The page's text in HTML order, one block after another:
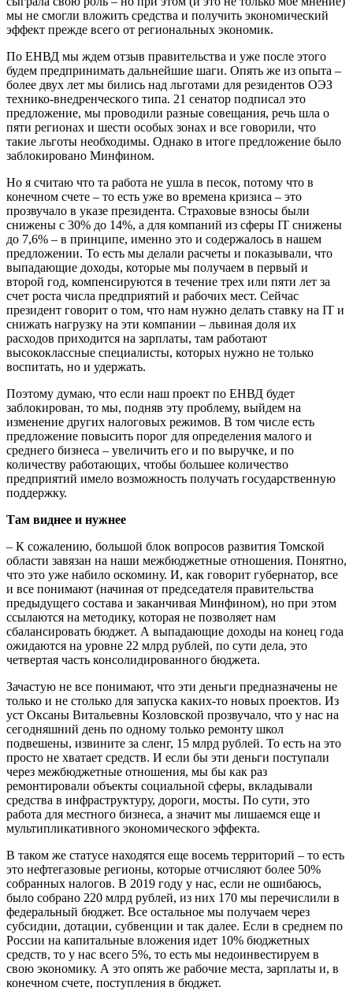
мы не смогли вложить средства и получить экономический
эффект прежде всего от региональных экономик.
По ЕНВД мы ждем отзыв правительства и уже после этого
будем предпринимать дальнейшие шаги. Опять же из опыта –
более двух лет мы бились над льготами для резидентов ОЭЗ
технико-внедренческого типа. 21 сенатор подписал это
предложение, мы проводили разные совещания, речь шла о
пяти регионах и шести особых зонах и все говорили, что
такие льготы необходимы. Однако в итоге предложение было
заблокировано Минфином.
Но я считаю что та работа не ушла в песок, потому что в
конечном счете – то есть уже во времена кризиса – это
прозвучало в указе президента. Страховые взносы были
снижены с 30% до 14%, а для компаний из сферы IT снижены
до 7,6% – в принципе, именно это и содержалось в нашем
предложении. То есть мы делали расчеты и показывали, что
выпадающие доходы, которые мы получаем в первый и
второй год, компенсируются в течение трех или пяти лет за
счет роста числа предприятий и рабочих мест. Сейчас
президент говорит о том, что нам нужно делать ставку на IT и
снижать нагрузку на эти компании – львиная доля их
расходов приходится на зарплаты, там работают
высококлассные специалисты, которых нужно не только
воспитать, но и удержать.
Поэтому думаю, что если наш проект по ЕНВД будет
заблокирован, то мы, подняв эту проблему, выйдем на
изменение других налоговых режимов. В том числе есть
предложение повысить порог для определения малого и
среднего бизнеса – увеличить его и по выручке, и по
количеству работающих, чтобы большее количество
предприятий имело возможность получать государственную
поддержку.
Там виднее и нужнее
– К сожалению, большой блок вопросов развития Томской
области завязан на наши межбюджетные отношения. Понятно,
что это уже набило оскомину. И, как говорит губернатор, все
и все понимают (начиная от председателя правительства
предыдущего состава и заканчивая Минфином), но при этом
ссылаются на методику, которая не позволяет нам
сбалансировать бюджет. А выпадающие доходы на конец года
ожидаются на уровне 22 млрд рублей, по сути дела, это
четвертая часть консолидированного бюджета.
Зачастую не все понимают, что эти деньги предназначены не
только и не столько для запуска каких-то новых проектов. Из
уст Оксаны Витальевны Козловской прозвучало, что у нас на
сегодняшний день по одному только ремонту школ
подвешены, извините за сленг, 15 млрд рублей. То есть на это
просто не хватает средств. И если бы эти деньги поступали
через межбюджетные отношения, мы бы как раз
ремонтировали объекты социальной сферы, вкладывали
средства в инфраструктуру, дороги, мосты. По сути, это
работа для местного бизнеса, а значит мы лишаемся еще и
мультипликативного экономического эффекта.
В таком же статусе находятся еще восемь территорий – то есть
это нефтегазовые регионы, которые отчисляют более 50%
собранных налогов. В 2019 году у нас, если не ошибаюсь,
было собрано 220 млрд рублей, из них 170 мы перечислили в
федеральный бюджет. Все остальное мы получаем через
субсидии, дотации, субвенции и так далее. Если в среднем по
России на капитальные вложения идет 10% бюджетных
средств, то у нас всего 5%, то есть мы недоинвестируем в
свою экономику. А это опять же рабочие места, зарплаты и, в
конечном счете, поступления в бюджет.